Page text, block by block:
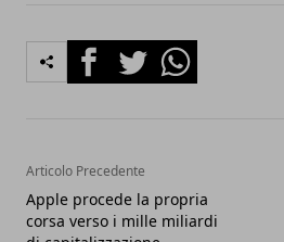
FacebookTwitterWhatsapp
Articolo Precedente
Apple procede la propria
corsa verso i mille miliardi